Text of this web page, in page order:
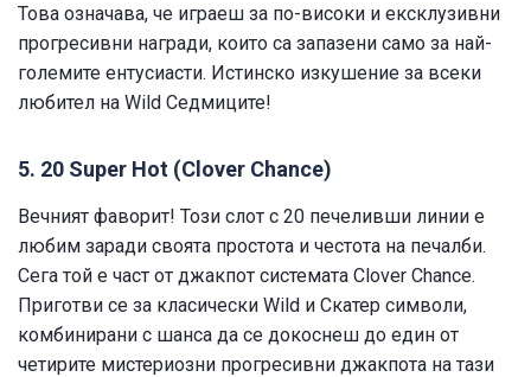
Това означава, че играеш за по-високи и ексклузивни
прогресивни награди, които са запазени само за най-
големите ентусиасти. Истинско изкушение за всеки
любител на Wild Седмиците!
5. 20 Super Hot (Clover Chance)
Вечният фаворит! Този слот с 20 печеливши линии е
любим заради своята простота и честота на печалби.
Сега той е част от джакпот системата Clover Chance.
Приготви се за класически Wild и Скатер символи,
комбинирани с шанса да се докоснеш до един от
четирите мистериозни прогресивни джакпота на тази